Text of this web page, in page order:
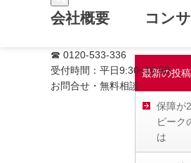
会社概要 コン
☎ 0120-533-336
受付時間：平日9:30~16:50
お問合せ・無料相談
最新の投稿
保障が
ピーク
は